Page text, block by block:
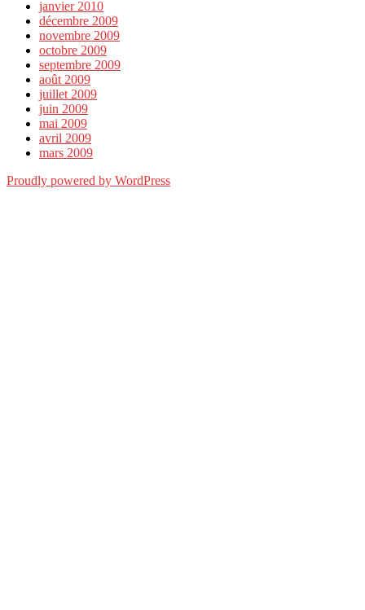
janvier 2010
décembre 2009
novembre 2009
octobre 2009
septembre 2009
août 2009
juillet 2009
juin 2009
mai 2009
avril 2009
mars 2009
Proudly powered by WordPress